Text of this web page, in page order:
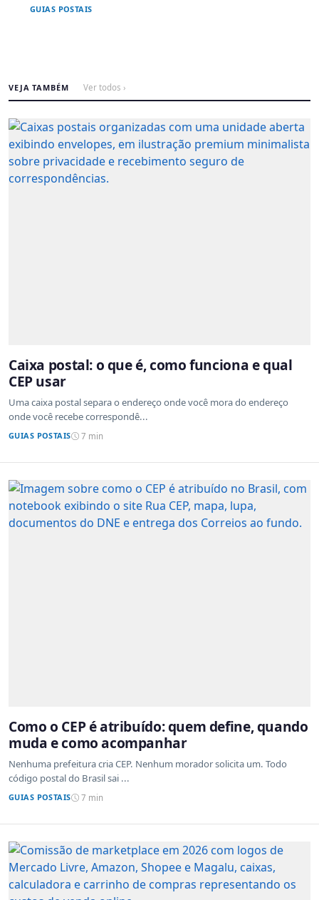
GUIAS POSTAIS
VEJA TAMBÉM Ver todos ›
Caixa postal: o que é, como funciona e qual
CEP usar
Uma caixa postal separa o endereço onde você mora do endereço
onde você recebe correspondê...
GUIAS POSTAIS 7 min
Como o CEP é atribuído: quem define, quando
muda e como acompanhar
Nenhuma prefeitura cria CEP. Nenhum morador solicita um. Todo
código postal do Brasil sai ...
GUIAS POSTAIS 7 min